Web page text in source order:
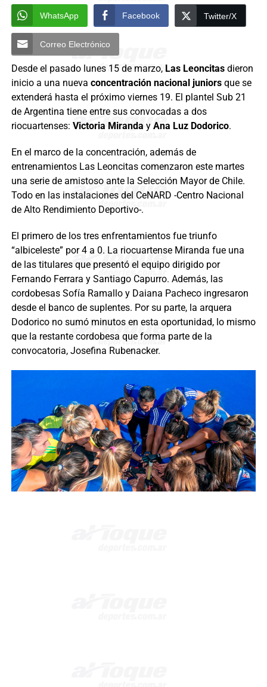
WhatsApp Facebook Twitter/X
Correo Electrónico
Desde el pasado lunes 15 de marzo, Las Leoncitasdieron
inicio a una nueva concentración nacional juniorsque se
extenderá hasta el próximo viernes 19. El plantel Sub 21
de Argentina tiene entre sus convocadas a dos
riocuartenses: Victoria Miranda y Ana Luz Dodorico.
En el marco de la concentración, además de
entrenamientos Las Leoncitas comenzaron este martes
una serie de amistoso ante la Selección Mayor de Chile.
Todo en las instalaciones del CeNARD -Centro Nacional
de Alto Rendimiento Deportivo-.
El primero de los tres enfrentamientos fue triunfo
“albiceleste” por 4 a 0. La riocuartense Miranda fue una
de las titulares que presentó el equipo dirigido por
Fernando Ferrara y Santiago Capurro. Además, las
cordobesas Sofía Ramallo y Daiana Pacheco ingresaron
desde el banco de suplentes. Por su parte, la arquera
Dodorico no sumó minutos en esta oportunidad, lo mismo
que la restante cordobesa que forma parte de la
convocatoria, Josefina Rubenacker.